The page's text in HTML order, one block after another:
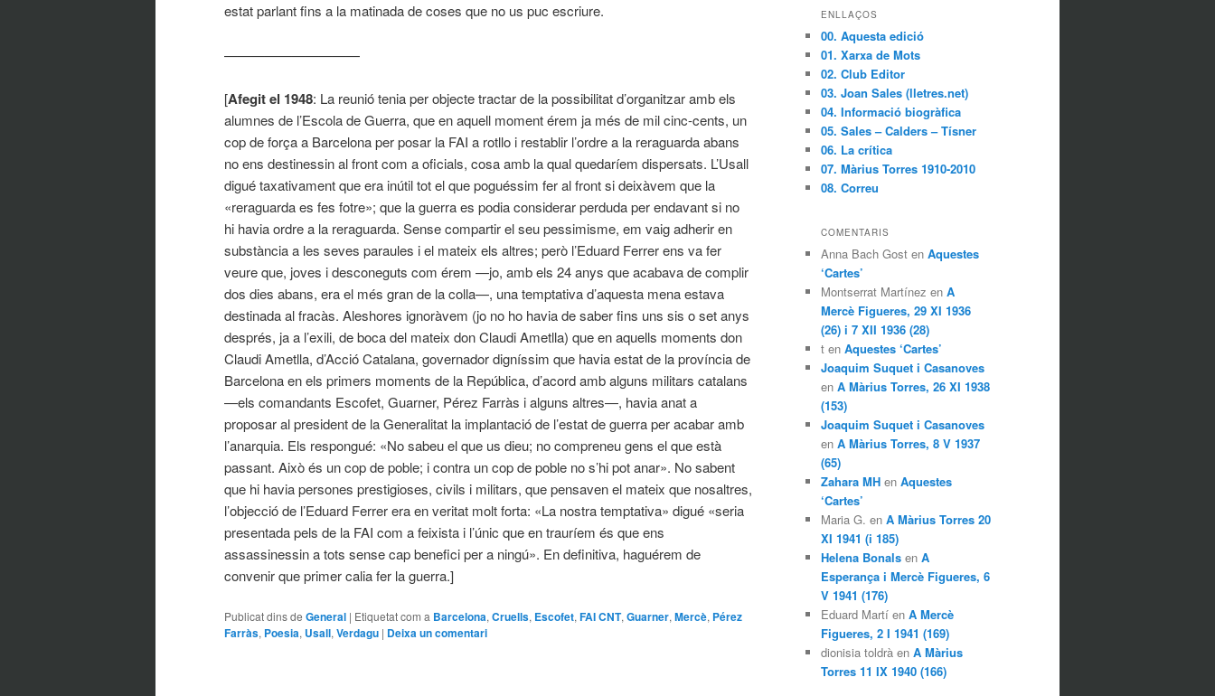
estat parlant fins a la matinada de coses que no us puc escriure.
——————————
[Afegit el 1948: La reunió tenia per objecte tractar de la possibilitat d’organitzar amb els
alumnes de l’Escola de Guerra, que en aquell moment érem ja més de mil cinc-cents, un
cop de força a Barcelona per posar la FAI a rotllo i restablir l’ordre a la reraguarda abans
no ens destinessin al front com a oficials, cosa amb la qual quedaríem dispersats. L’Usall
digué taxativament que era inútil tot el que poguéssim fer al front si deixàvem que la
«reraguarda es fes fotre»; que la guerra es podia considerar perduda per endavant si no
hi havia ordre a la reraguarda. Sense compartir el seu pessimisme, em vaig adherir en
substància a les seves paraules i el mateix els altres; però l’Eduard Ferrer ens va fer
veure que, joves i desconeguts com érem —jo, amb els 24 anys que acabava de complir
dos dies abans, era el més gran de la colla—, una temptativa d’aquesta mena estava
destinada al fracàs. Aleshores ignoràvem (jo no ho havia de saber fins uns sis o set anys
després, ja a l’exili, de boca del mateix don Claudi Ametlla) que en aquells moments don
Claudi Ametlla, d’Acció Catalana, governador digníssim que havia estat de la província de
Barcelona en els primers moments de la República, d’acord amb alguns militars catalans
—els comandants Escofet, Guarner, Pérez Farràs i alguns altres—, havia anat a
proposar al president de la Generalitat la implantació de l’estat de guerra per acabar amb
l’anarquia. Els respongué: «No sabeu el que us dieu; no compreneu gens el que està
passant. Això és un cop de poble; i contra un cop de poble no s’hi pot anar». No sabent
que hi havia persones prestigioses, civils i militars, que pensaven el mateix que nosaltres,
l’objecció de l’Eduard Ferrer era en veritat molt forta: «La nostra temptativa» digué «seria
presentada pels de la FAI com a feixista i l’únic que en trauríem és que ens
assassinessin a tots sense cap benefici per a ningú». En definitiva, haguérem de
convenir que primer calia fer la guerra.]
Publicat dins de General | Etiquetat com a Barcelona,Cruells, Escofet,FAI CNT,Guarner,Mercè, Pérez
Farràs, Poesia, Usall,Verdagu | Deixa un comentari
ENLLAÇOS
00. Aquesta edició
01. Xarxa de Mots
02. Club Editor
03. Joan Sales (lletres.net)
04. Informació biogràfica
05. Sales – Calders – Tísner
06. La crítica
07. Màrius Torres 1910-2010
08. Correu
COMENTARIS
Anna Bach Gost en Aquestes
‘Cartes’
Montserrat Martínez en A
Mercè Figueres, 29 XI 1936
(26) i 7 XII 1936 (28)
t en Aquestes ‘Cartes’
Joaquim Suquet i Casanoves
en A Màrius Torres, 26 XI 1938
(153)
Joaquim Suquet i Casanoves
en A Màrius Torres, 8 V 1937
(65)
Zahara MH en Aquestes
‘Cartes’
Maria G. en A Màrius Torres 20
XI 1941 (i 185)
Helena Bonals en A
Esperança i Mercè Figueres, 6
V 1941 (176)
Eduard Martí en A Mercè
Figueres, 2 I 1941 (169)
dionisia toldrà en A Màrius
Torres 11 IX 1940 (166)